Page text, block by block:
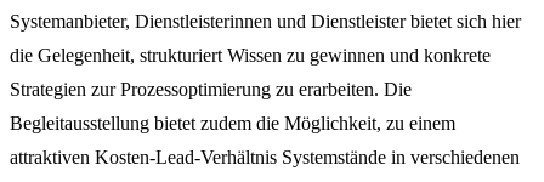
Systemanbieter, Dienstleisterinnen und Dienstleister bietet sich hier
die Gelegenheit, strukturiert Wissen zu gewinnen und konkrete
Strategien zur Prozessoptimierung zu erarbeiten. Die
Begleitausstellung bietet zudem die Möglichkeit, zu einem
attraktiven Kosten-Lead-Verhältnis Systemstände in verschiedenen